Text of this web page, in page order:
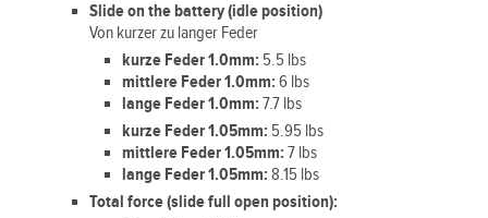
Slide on the battery (idle position)
Von kurzer zu langer Feder
kurze Feder 1.0mm: 5.5 lbs
mittlere Feder 1.0mm:6 lbs
lange Feder 1.0mm: 7.7 lbs
kurze Feder 1.05mm: 5.95 lbs
mittlere Feder 1.05mm:7 lbs
lange Feder 1.05mm: 8.15 lbs
Total force (slide full open position):